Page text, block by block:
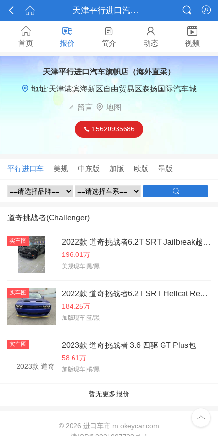
  天津平行进口汽车旗帜店（海外直采） 


首页

报价

简介

动态

视频
天津平行进口汽车旗帜店（海外直采）
 地址:天津港滨海新区自由贸易区森扬国际汽车城
 留言  地图
 15620935686
平行进口车 美规 中东版 加版 欧版 墨版

道奇挑战者(Challenger)
实车图 2022款 道奇挑战者6.2T SRT Jailbreak越狱版
196.01万
美规现车|黑/黑
实车图 2022款 道奇挑战者6.2T SRT Hellcat Redeye Widebody Jailbreak越狱版
184.25万
加版现车|蓝/黑
实车图 2023款 道奇挑战者 3.6 四驱 GT Plus包
58.61万
加版现车|橘/黑
暂无更多报价
© 2026 进口车市 m.okeycar.com
